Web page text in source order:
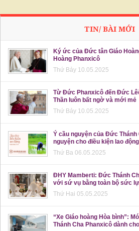
TIN/ BÀI MỚI
Ký ức của Đức tân Giáo
Hoàng Phanxicô
Thứ Bảy 10.05.2025
Từ Đức Phanxicô đến Đức
Thần luôn bất ngờ và mới mẻ
Thứ Bảy 10.05.2025
Ý cầu nguyện của Đức Thánh
nguyện cho điều kiện lao động
Thứ Ba 06.05.2025
ĐHY Mamberti: Đức Thánh
với sứ vụ bằng toàn bộ sức
Thứ Hai 05.05.2025
“Xe Giáo hoàng Hòa bình”:
Thánh Cha Phanxicô dành